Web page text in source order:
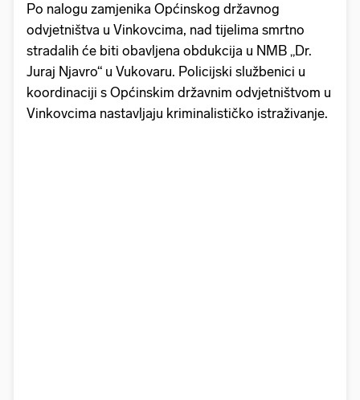
Po nalogu zamjenika Općinskog državnog
odvjetništva u Vinkovcima, nad tijelima smrtno
stradalih će biti obavljena obdukcija u NMB „Dr.
Juraj Njavro“ u Vukovaru. Policijski službenici u
koordinaciji s Općinskim državnim odvjetništvom u
Vinkovcima nastavljaju kriminalističko istraživanje.